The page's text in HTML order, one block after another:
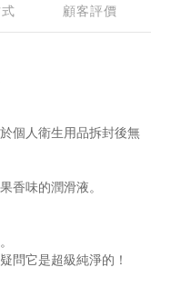
顧客評價
個人衛生用品拆封後無
香味的潤滑液。
問它是超級純淨的！